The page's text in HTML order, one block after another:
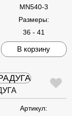
MN540-3
Размеры:
36 - 41
В корзину
Артикул: